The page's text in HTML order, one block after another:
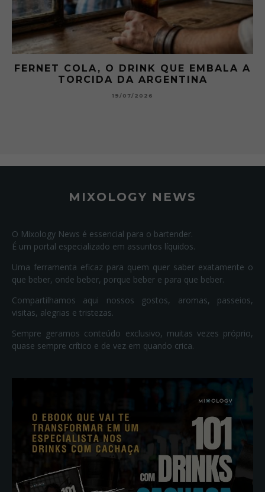
FERNET COLA, O DRINK QUE EMBALA A
TORCIDA DA ARGENTINA
19/07/2026
MIXOLOGY NEWS
O Mixology News é essencial para o bartender.
É um portal especializado em assuntos líquidos.
Uma ferramenta eficaz para quem quer saber exatamente o
que beber, onde beber, porque beber e para que beber.
Compartilhamos aqui nossos gostos, aromas, passeios,
visitas, alegrias e tristezas.
Sempre geramos conteúdo exclusivo, muitas vezes próprio,
quase sempre crítico e de vez em quando crica.